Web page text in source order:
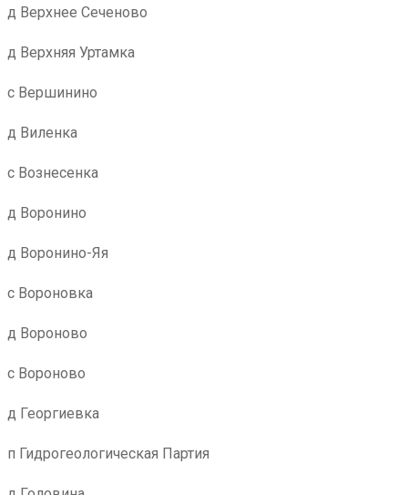
д Верхнее Сеченово
д Верхняя Уртамка
с Вершинино
д Виленка
с Вознесенка
д Воронино
д Воронино-Яя
с Вороновка
д Вороново
с Вороново
д Георгиевка
п Гидрогеологическая Партия